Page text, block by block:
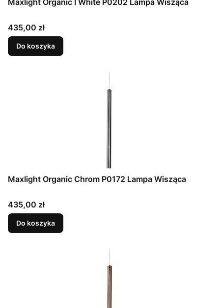
Maxlight Organic I White P0202 Lampa Wisząca
Cena
435,00 zł
Do koszyka
Maxlight Organic Chrom P0172 Lampa Wisząca
Cena
435,00 zł
Do koszyka